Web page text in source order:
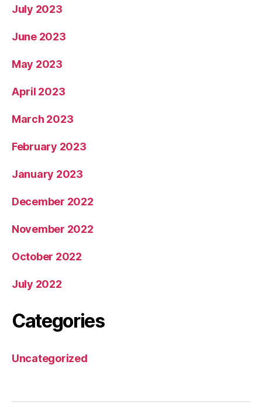
July 2023
June 2023
May 2023
April 2023
March 2023
February 2023
January 2023
December 2022
November 2022
October 2022
July 2022
Categories
Uncategorized